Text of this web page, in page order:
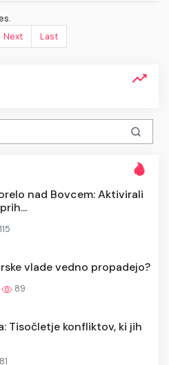
Next Last
nad Bovcem: Aktivirali
115
vlade vedno propadejo?
89
Tisočletje konfliktov, ki jih
81